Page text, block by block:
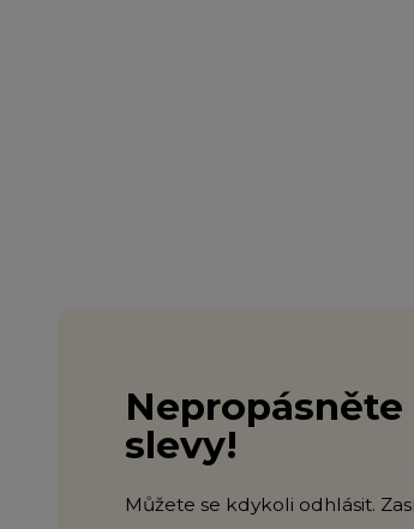
slevy!
Můžete se kdykoli odhlásit.